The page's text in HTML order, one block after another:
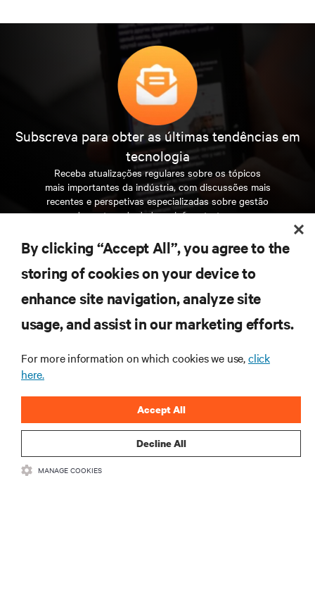
Subscreva para obter as últimas tendências em
tecnologia
Receba atualizações regulares sobre os tópicos
mais importantes da indústria, com discussões mais
recentes e perspetivas especializadas sobre gestão
de centros de dados e infraestruturas.
INSCREVA-SE AGORA
RECURSOS
CORPORATIVO
LIGUE-SE A NÓS
By clicking “Accept All”, you agree to the
storing of cookies on your device to
enhance site navigation, analyze site
usage, and assist in our marketing efforts.
For more information on which cookies we use,click
here.
Decline All
Accept All
MANAGE COOKIES